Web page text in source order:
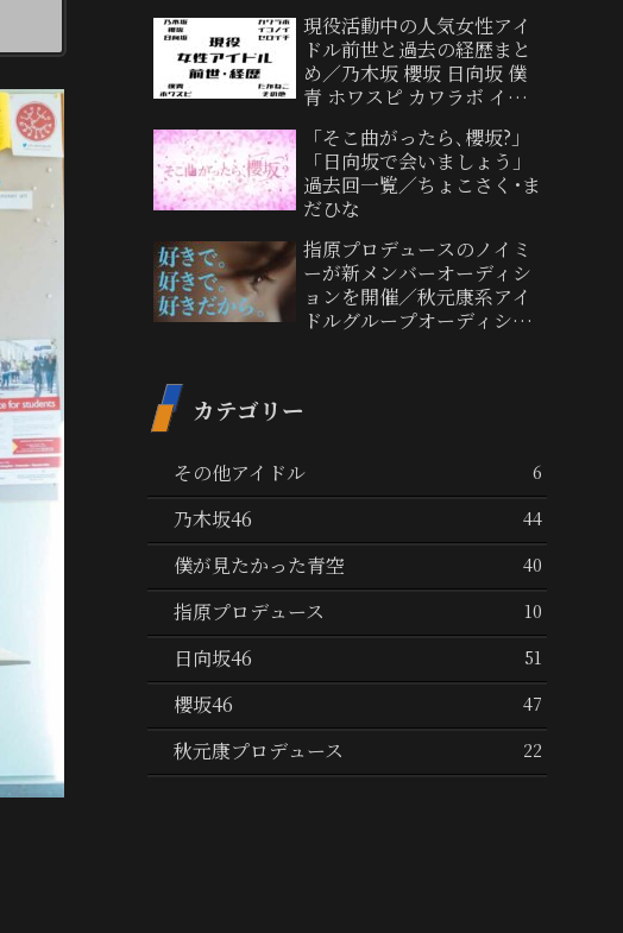
現役活動中の人気女性アイ
ドル前世と過去の経歴まと
め／乃木坂 櫻坂 日向坂 僕
青 ホワスピ カワラボ イコ
「そこ曲がったら､櫻坂?」
「日向坂で会いましょう」
過去回一覧／ちょこさく･ま
だひな
指原プロデュースのノイミ
ーが新メンバーオーディシ
ョンを開催／秋元康系アイ
ドルグループオーディショ
カテゴリー
その他アイドル 6
乃木坂46 44
僕が見たかった青空 40
指原プロデュース 10
日向坂46 51
櫻坂46 47
秋元康プロデュース 22